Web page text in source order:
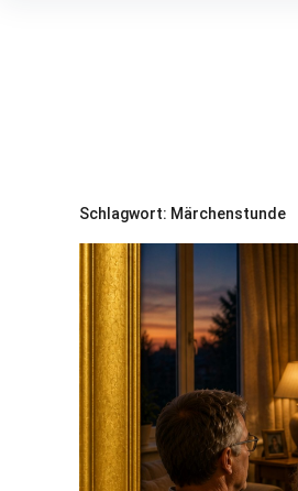
Schlagwort: Märchenstunde